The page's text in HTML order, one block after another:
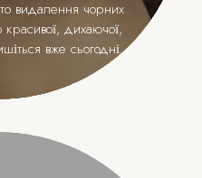
видалення чорних
дихаючої,
вже сьогодні.